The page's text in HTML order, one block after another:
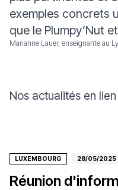
exemples concrets
que le Plumpy’Nut
Marianne Lauer, enseignante au
Nos actualités en lien
LUXEMBOURG 28/05/2025
Réunion